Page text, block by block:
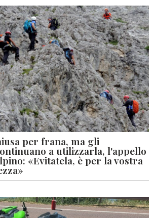
per frana, ma gli
a utilizzarla, l'appello
«Evitatela, è per la vostra